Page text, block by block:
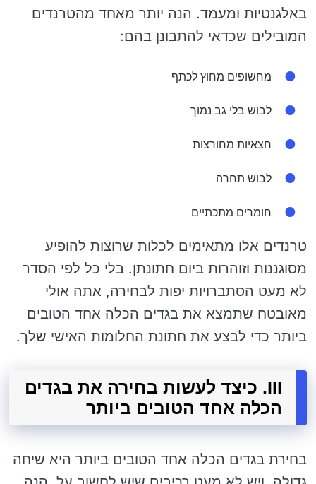
באלגנטיות ומעמד. הנה יותר מאחד מהטרנדים
המובילים שכדאי להתבונן בהם:
מחשופים מחוץ לכתף
לבוש בלי גב נמוך
חצאיות מחורצות
לבוש תחרה
חומרים מתכתיים
טרנדים אלו מתאימים לכלות שרוצות להופיע
מסוגננות וזוהרות ביום חתונתן. בלי כל לפי הסדר
לא מעט הסתברויות יפות לבחירה, אתה אולי
מאובטח שתמצא את בגדים הכלה אחד הטובים
ביותר כדי לבצע את חתונת החלומות האישי שלך.
III. כיצד לעשות בחירה את בגדים
הכלה אחד הטובים ביותר
בחירת בגדים הכלה אחד הטובים ביותר היא שיחה